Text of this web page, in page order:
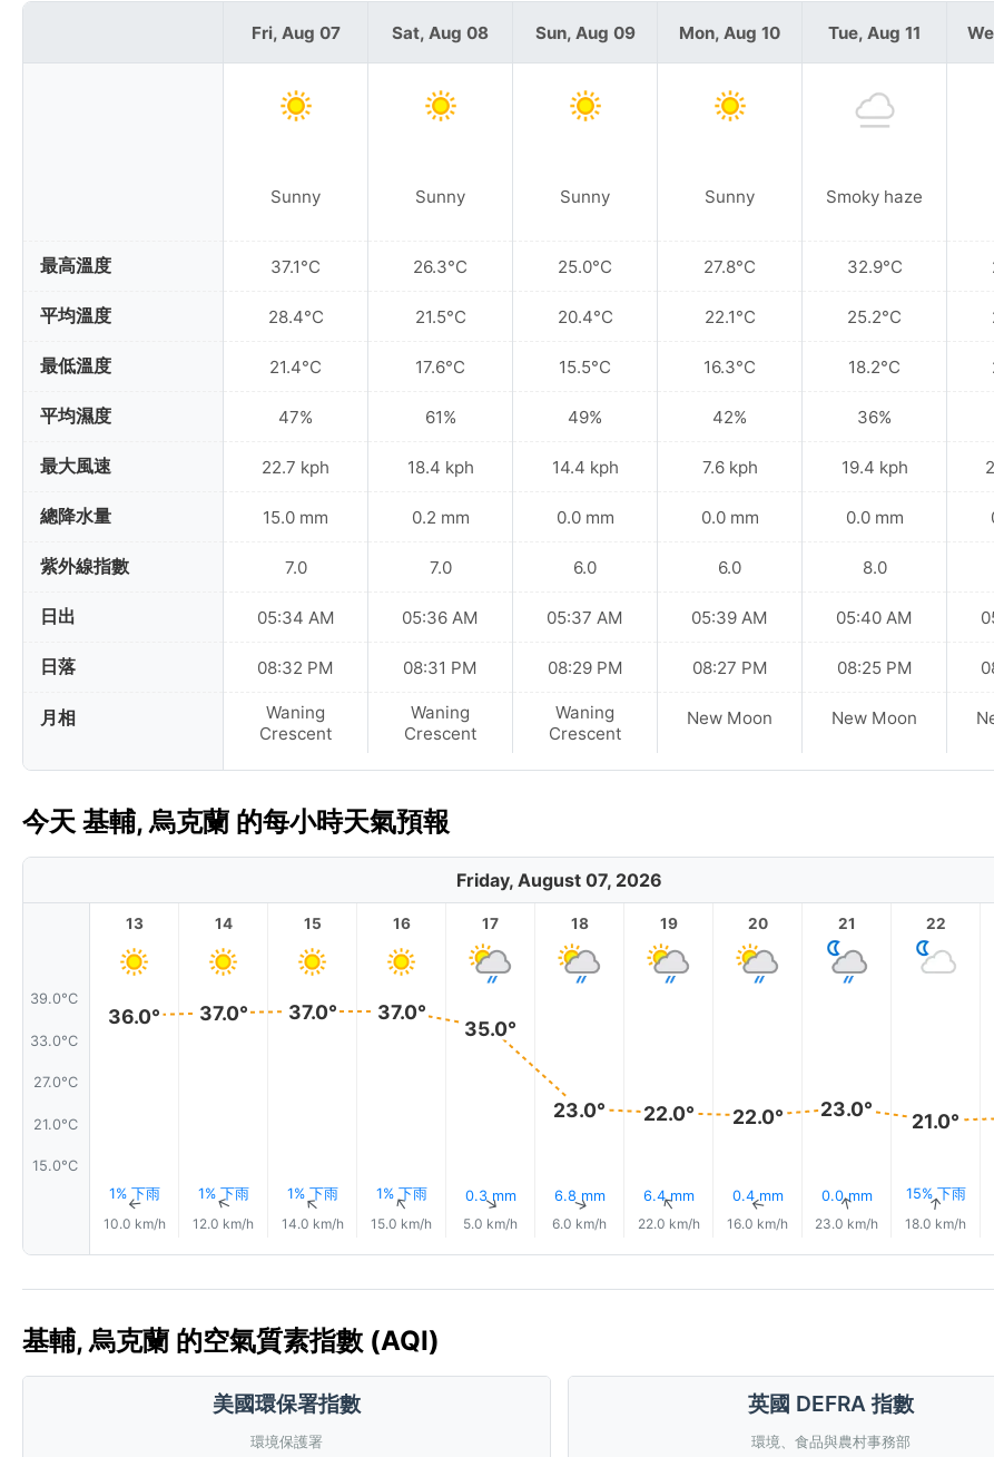
最高溫度
平均溫度
最低溫度
平均濕度
最大風速
總降水量
紫外線指數
日出
日落
月相
Fri, Aug 07
Sunny
37.1°C
28.4°C
21.4°C
47%
22.7 kph
15.0 mm
7.0
05:34 AM
08:32 PM
Waning
Crescent
Sat, Aug 08
Sunny
26.3°C
21.5°C
17.6°C
61%
18.4 kph
0.2 mm
7.0
05:36 AM
08:31 PM
Waning
Crescent
Sun, Aug 09
Sunny
25.0°C
20.4°C
15.5°C
49%
14.4 kph
0.0 mm
6.0
05:37 AM
08:29 PM
Waning
Crescent
Mon, Aug 10
Sunny
27.8°C
22.1°C
16.3°C
42%
7.6 kph
0.0 mm
6.0
05:39 AM
08:27 PM
New Moon
Tue, Aug 11
Smoky haze
32.9°C
25.2°C
18.2°C
36%
19.4 kph
0.0 mm
8.0
05:40 AM
08:25 PM
New Moon
今天 基輔, 烏克蘭 的每小時天氣預報
Friday, August 07, 2026
39.0°C
33.0°C
27.0°C
21.0°C
15.0°C
13
36.0°
1% 下雨
↑
10.0 km/h
14
37.0°
1% 下雨
↑
12.0 km/h
15
37.0°
1% 下雨
↑
14.0 km/h
16
37.0°
1% 下雨
↑
15.0 km/h
17
35.0°
0.3 mm
↑
5.0 km/h
18
23.0°
6.8 mm
↑
6.0 km/h
19
22.0°
6.4 mm
↑
22.0 km/h
20
22.0°
0.4 mm
↑
16.0 km/h
21
23.0°
0.0 mm
↑
23.0 km/h
22
21.0°
15% 下雨
↑
18.0 km/h
基輔, 烏克蘭 的空氣質素指數 (AQI)
美國環保署指數
環境保護署
英國 DEFRA 指數
環境、食品與農村事務部